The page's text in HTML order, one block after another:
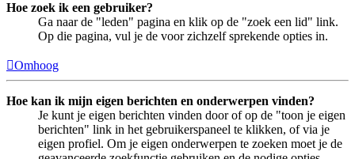
Hoe zoek ik een gebruiker?
Ga naar de "leden" pagina en klik op de "zoek een lid" link.
Op die pagina, vul je de voor zichzelf sprekende opties in.
Omhoog
Hoe kan ik mijn eigen berichten en onderwerpen vinden?
Je kunt je eigen berichten vinden door of op de "toon je eigen
berichten" link in het gebruikerspaneel te klikken, of via je
eigen profiel. Om je eigen onderwerpen te zoeken moet je de